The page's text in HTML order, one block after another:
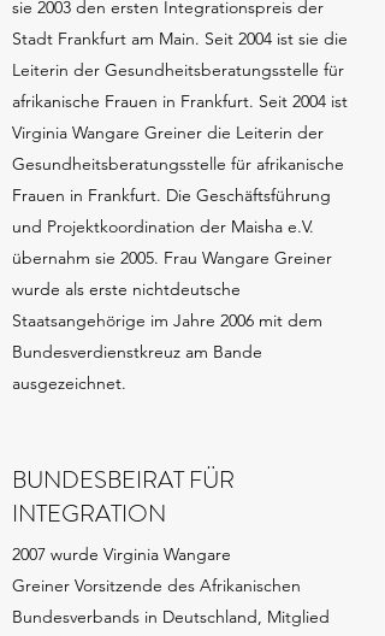
sie 2003 den ersten Integrationspreis der
Stadt Frankfurt am Main. Seit 2004 ist sie die
Leiterin der Gesundheitsberatungsstelle für
afrikanische Frauen in Frankfurt. Seit 2004 ist
Virginia Wangare Greiner die Leiterin der
Gesundheitsberatungsstelle für afrikanische
Frauen in Frankfurt. Die Geschäftsführung
und Projektkoordination der Maisha e.V.
übernahm sie 2005. Frau Wangare Greiner
wurde als erste nichtdeutsche
Staatsangehörige im Jahre 2006 mit dem
Bundesverdienstkreuz am Bande
ausgezeichnet.
BUNDESBEIRAT FÜR
INTEGRATION
2007 wurde Virginia Wangare
Greiner Vorsitzende des Afrikanischen
Bundesverbands in Deutschland, Mitglied